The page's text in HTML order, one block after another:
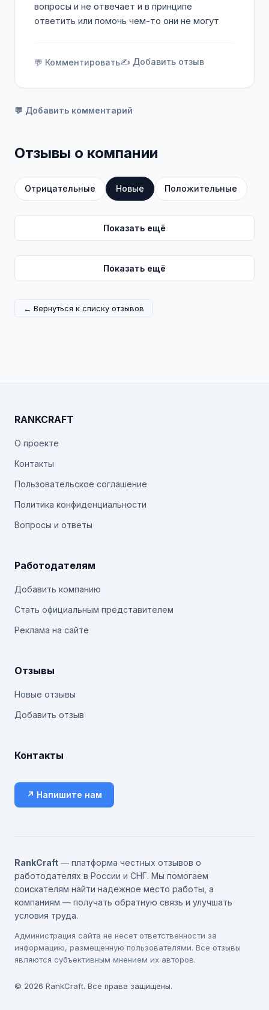
вопросы и не отвечает и в принципе
ответить или помочь чем-то они не могут
💬 Комментировать✍️ Добавить отзыв
💬 Добавить комментарий
Отзывы о компании
Отрицательные Новые Положительные
Показать ещё
Показать ещё
← Вернуться к списку отзывов
RANKCRAFT
О проекте
Контакты
Пользовательское соглашение
Политика конфиденциальности
Вопросы и ответы
Работодателям
Добавить компанию
Стать официальным представителем
Реклама на сайте
Отзывы
Новые отзывы
Добавить отзыв
Контакты
↗ Напишите нам
RankCraft — платформа честных отзывов о
работодателях в России и СНГ. Мы помогаем
соискателям найти надежное место работы, а
компаниям — получать обратную связь и улучшать
условия труда.
Администрация сайта не несет ответственности за
информацию, размещенную пользователями. Все отзывы
являются субъективным мнением их авторов.
© 2026 RankCraft. Все права защищены.